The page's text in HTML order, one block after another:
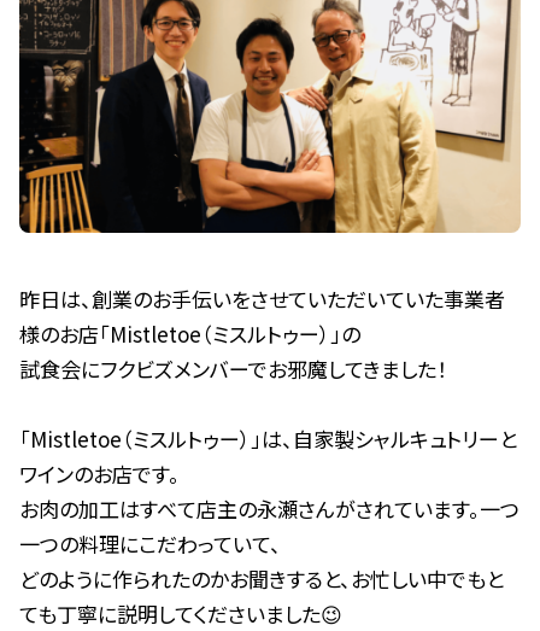
昨日は、創業のお手伝いをさせていただいていた事業者
様のお店「Mistletoe（ミスルトゥー）」の
試食会にフクビズメンバーでお邪魔してきました！
「Mistletoe（ミスルトゥー）」は、自家製シャルキュトリーと
ワインのお店です。
お肉の加工はすべて店主の永瀬さんがされています。一つ
一つの料理にこだわっていて、
どのように作られたのかお聞きすると、お忙しい中でもと
ても丁寧に説明してくださいました😉